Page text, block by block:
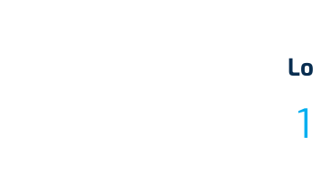
Lo